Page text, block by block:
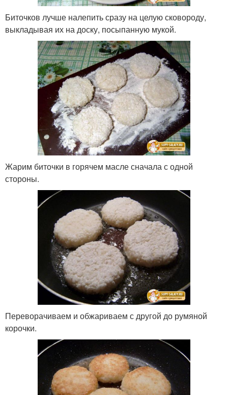
Биточков лучше налепить сразу на целую сковороду,
выкладывая их на доску, посыпанную мукой.
Жарим биточки в горячем масле сначала с одной
стороны.
Переворачиваем и обжариваем с другой до румяной
корочки.